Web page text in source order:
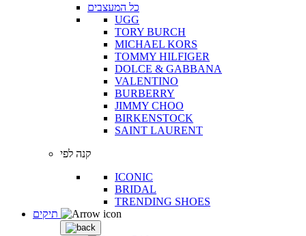
כל המעצבים
UGG
TORY BURCH
MICHAEL KORS
TOMMY HILFIGER
DOLCE & GABBANA
VALENTINO
BURBERRY
JIMMY CHOO
BIRKENSTOCK
SAINT LAURENT
קנה לפי
ICONIC
BRIDAL
TRENDING SHOES